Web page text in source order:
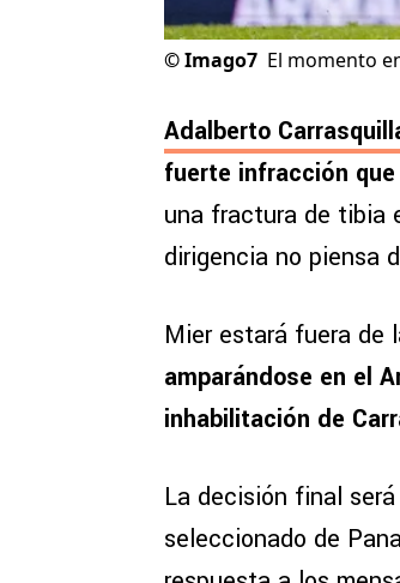
©Imago7 El momento
Adalberto
fuerte infracción
una fractura de tibia
dirigencia no piensa
Mier estará fuera de
amparándose en el
inhabilitación de
La decisión final
seleccionado de